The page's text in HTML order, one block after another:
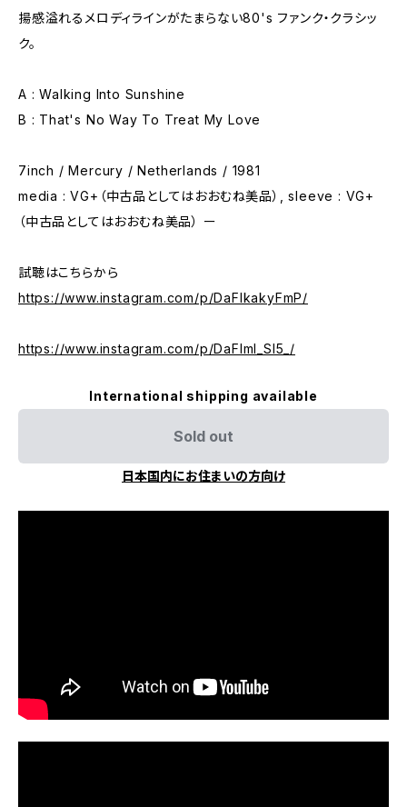
揚感溢れるメロディラインがたまらない80's ファンク・クラシッ
ク。
A : Walking Into Sunshine
B : That's No Way To Treat My Love
7inch / Mercury / Netherlands / 1981
media : VG+（中古品としてはおおむね美品）, sleeve : VG+
（中古品としてはおおむね美品） ー
試聴はこちらから
https://www.instagram.com/p/DaFIkakyFmP/
https://www.instagram.com/p/DaFImI_Sl5_/
International shipping available
Sold out
日本国内にお住まいの方向け